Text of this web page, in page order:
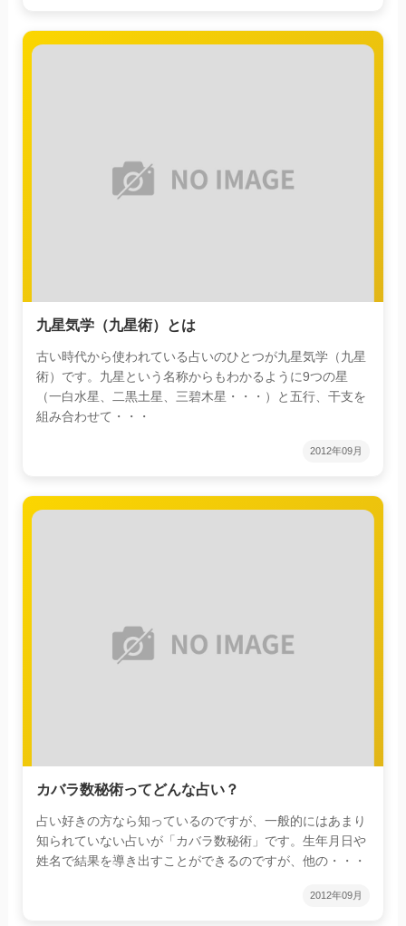
九星気学（九星術）とは
古い時代から使われている占いのひとつが九星気学（九星
術）です。九星という名称からもわかるように9つの星
（一白水星、二黒土星、三碧木星・・・）と五行、干支を
組み合わせて・・・
2012年09月
カバラ数秘術ってどんな占い？
占い好きの方なら知っているのですが、一般的にはあまり
知られていない占いが「カバラ数秘術」です。生年月日や
姓名で結果を導き出すことができるのですが、他の・・・
2012年09月